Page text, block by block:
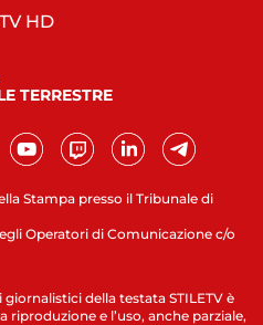
Stampa presso il Tribunale di
Operatori di Comunicazione c/o
HD
TERRESTRE
della testata STILETV è
riproduzione e l’uso, anche parziale,